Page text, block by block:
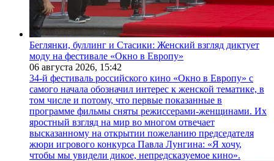
Беглянки, буллинг и Стасики: Женский взгляд диктует
моду на фестивале «Окно в Европу»
06 августа 2026, 15:42
34-й фестиваль российского кино «Окно в Европу» с
самого начала обозначил интерес к женской тематике, в
том числе и потому, что первые показанные в
программе фильмы сняты режиссерами-женщинами. Их
яростный взгляд на мир во многом отвечает
высказанному на открытии пожеланию председателя
жюри игрового конкурса Павла Лунгина: «Я хочу,
чтобы мы увидели дикое, непредсказуемое кино».